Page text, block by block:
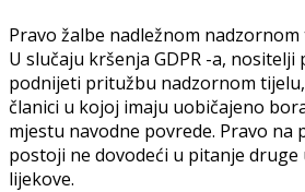
Pravo žalbe nadležnom nadzornom
U slučaju kršenja GDPR -a,
podnijeti pritužbu nadzornom
članici u kojoj imaju uobičajeno
mjestu navodne povrede. Pravo na
postoji ne dovodeći u pitanje druge
lijekove.